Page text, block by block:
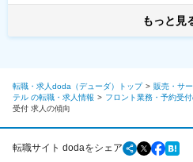
もっと見
転職・求人doda（デューダ）トップ 販売・サ
テル の転職・求人情報
フロント業務・予約受
受付 求人の傾向
転職サイト dodaをシェア